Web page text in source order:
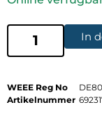
In
WEEE Reg No
Artikelnummer